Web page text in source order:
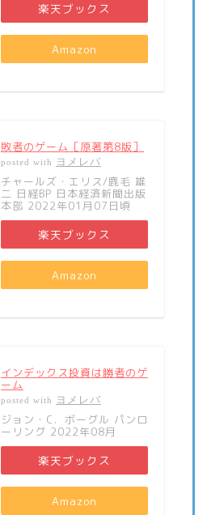
楽天ブックス
Amazon
敗者のゲーム［原著第8版］
posted with ヨメレバ
チャールズ・エリス/鹿毛 雄
二 日経BP 日本経済新聞出版
本部 2022年01月07日頃
楽天ブックス
Amazon
インデックス投資は勝者のゲ
ーム
posted with ヨメレバ
ジョン・C．ボーグル パンロ
ーリング 2022年08月
楽天ブックス
Amazon